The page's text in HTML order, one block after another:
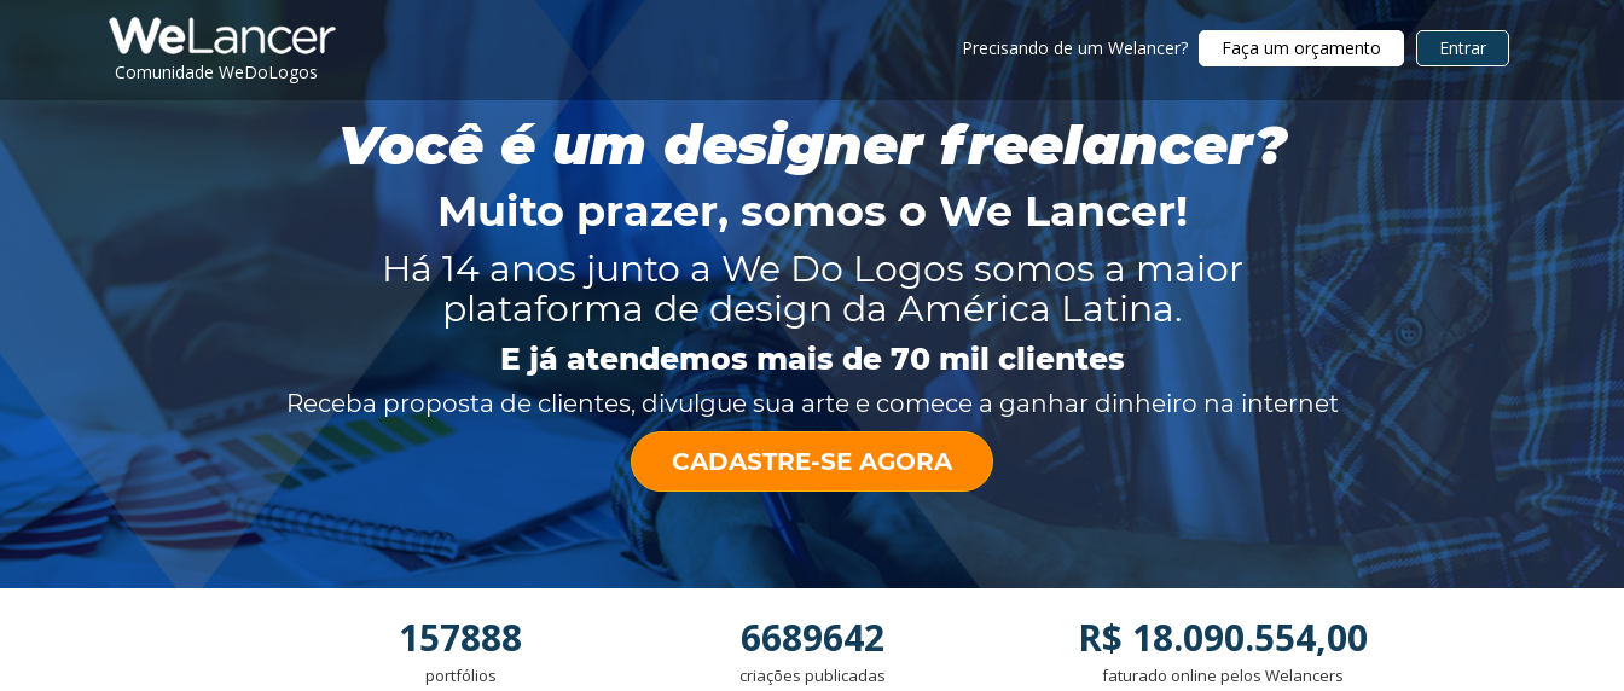
Comunidade WeDoLogos
Precisando de um Welancer? Faça um orçamento Entrar
Você é um designer freelancer?
Muito prazer, somos o We Lancer!
Há 14 anos junto a We Do Logos somos a maior
plataforma de design da América Latina.
E já atendemos mais de 70 mil clientes
Receba proposta de clientes, divulgue sua arte e comece a ganhar dinheiro na internet
CADASTRE-SE AGORA
157888
portfólios
6689642
criações publicadas
R$ 18.090.554,00
faturado online pelos Welancers